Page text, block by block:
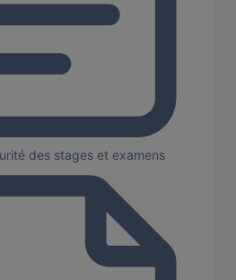
des stages et examens